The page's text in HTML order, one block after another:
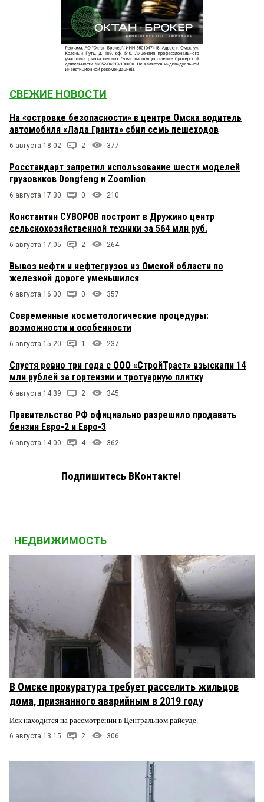
СВЕЖИЕ НОВОСТИ
На «островке безопасности» в центре Омска водитель
автомобиля «Лада Гранта» сбил семь пешеходов
6 августа 18:02 2 377
Росстандарт запретил использование шести моделей
грузовиков Dongfeng и Zoomlion
6 августа 17:30 0 210
Константин СУВОРОВ построит в Дружино центр
сельскохозяйственной техники за 564 млн руб.
6 августа 17:05 2 264
Вывоз нефти и нефтегрузов из Омской области по
железной дороге уменьшился
6 августа 16:00 0 357
Современные косметологические процедуры:
возможности и особенности
6 августа 15:20 1 237
Спустя ровно три года с ООО «СтройТраст» взыскали 14
млн рублей за гортензии и тротуарную плитку
6 августа 14:39 2 345
Правительство РФ официально разрешило продавать
бензин Евро-2 и Евро-3
6 августа 14:00 4 362
Подпишитесь ВКонтакте!
НЕДВИЖИМОСТЬ
В Омске прокуратура требует расселить жильцов
дома, признанного аварийным в 2019 году
Иск находится на рассмотрении в Центральном райсуде.
6 августа 13:15 2 306